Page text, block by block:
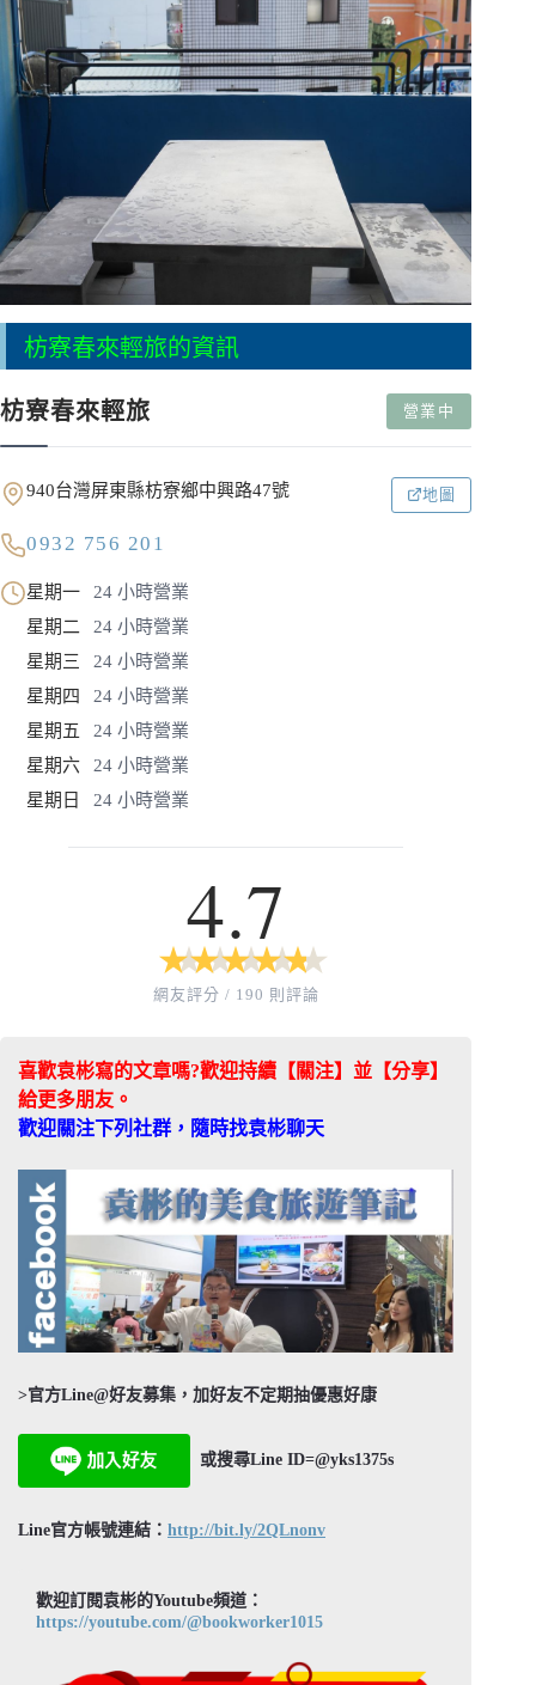
枋寮春來輕旅的資訊
枋寮春來輕旅 營業中
940台灣屏東縣枋寮鄉中興路47號 地圖
0932 756 201
星期一
24 小時營業
星期二
24 小時營業
星期三
24 小時營業
星期四
24 小時營業
星期五
24 小時營業
星期六
24 小時營業
星期日
24 小時營業
4.7
★
★ ★
★ ★
★ ★
★ ★
★
網友評分 / 190 則評論
喜歡袁彬寫的文章嗎?歡迎持續【關注】並【分享】
給更多朋友。
歡迎關注下列社群，隨時找袁彬聊天
>官方Line@好友募集，加好友不定期抽優惠好康
或搜尋Line ID=@yks1375s
Line官方帳號連結： http://bit.ly/2QLnonv
歡迎訂閱袁彬的Youtube頻道：
https://youtube.com/@bookworker1015